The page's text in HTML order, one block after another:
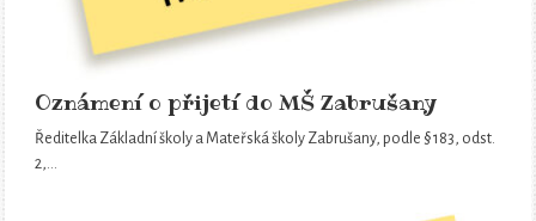
Oznámení o přijetí do MŠ Zabrušany
Ředitelka Základní školy a Mateřská školy Zabrušany, podle § 183, odst.
2,…